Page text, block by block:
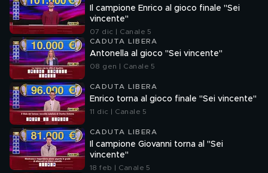
Il campione Enrico al gioco finale "Sei
vincente"
07 dic | Canale 5
CADUTA LIBERA
Antonella al gioco "Sei vincente"
08 gen | Canale 5
CADUTA LIBERA
Enrico torna al gioco finale "Sei vincente"
11 dic | Canale 5
CADUTA LIBERA
Il campione Giovanni torna al "Sei
vincente"
18 feb | Canale 5